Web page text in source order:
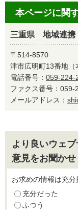
本ページに関
三重県 地域連携
〒514-8570
津市広明町13番地（
電話番号： 059-224-
ファクス番号：
メールアドレス：
より良いウェ
意見をお聞か
お求めの情報は充
充分だった
ふつう